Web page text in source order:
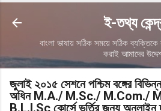
ই-তথ্য
বাংলা ভাষায় সঠিক সময়ে সঠিক
করাই আমাদের
জুলাই ২০১৫ সেশনে পশ্চিম বঙ্গের বিভিন্ন
অধিন M.A./ M.Sc./ M.Com./
B.L.I.Sc কোর্সে ভর্তির জন্য অনলাইন